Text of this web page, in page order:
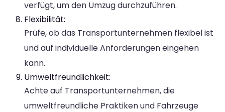
verfügt, um den Umzug durchzuführen.
Flexibilität:
Prüfe, ob das Transportunternehmen flexibel ist
und auf individuelle Anforderungen eingehen
kann.
Umweltfreundlichkeit:
Achte auf Transportunternehmen, die
umweltfreundliche Praktiken und Fahrzeuge